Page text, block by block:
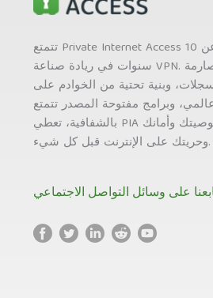
تتمتع Private Internet Access بخبرة تزيد عن 10
سنوات في ريادة صناعة VPN. من خلال سياسة صارمة
وبنية تحتية من الخوادم على
وبرامج مفتوحة المصدر تتمتع
بالشفافية، تعطي PIA الأولوية لخصوصيتك وأمانك
وحريتك على الإنترنت قبل كل شيء.
على وسائل التواصل الاجتماعي